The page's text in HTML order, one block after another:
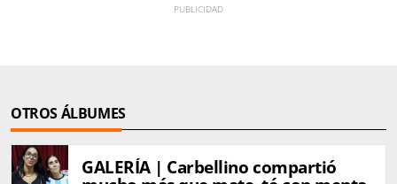
OTROS ÁLBUMES
GALERÍA | Carbellino compartió